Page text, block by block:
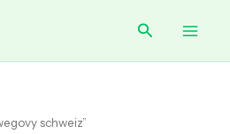
Search
schweiz”